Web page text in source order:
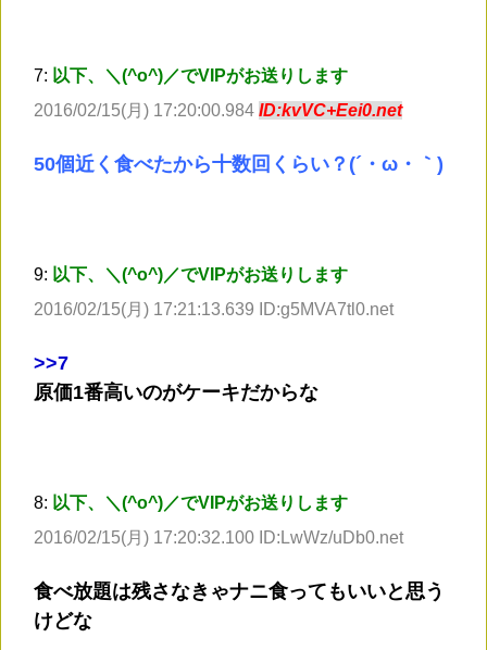
7: 以下、＼(^o^)／でVIPがお送りします
2016/02/15(月) 17:20:00.984 ID:kvVC+Eei0.net
50個近く食べたから十数回くらい？(´・ω・｀)
9: 以下、＼(^o^)／でVIPがお送りします
2016/02/15(月) 17:21:13.639 ID:g5MVA7tl0.net
>>7
原価1番高いのがケーキだからな
8: 以下、＼(^o^)／でVIPがお送りします
2016/02/15(月) 17:20:32.100 ID:LwWz/uDb0.net
食べ放題は残さなきゃナニ食ってもいいと思う
けどな